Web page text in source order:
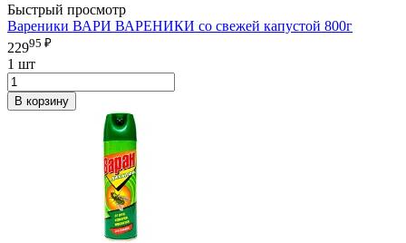
Быстрый просмотр
Вареники ВАРИ ВАРЕНИКИ со свежей капустой 800г
22995 ₽
1 шт
В корзину